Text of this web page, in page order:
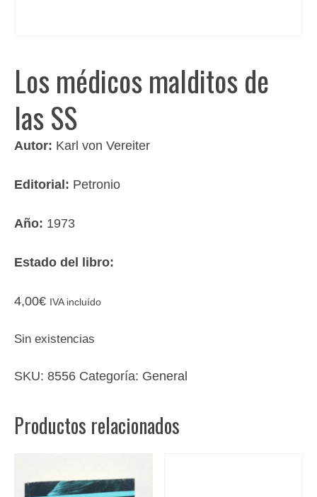
Los médicos malditos de
las SS
Autor: Karl von Vereiter
Editorial: Petronio
Año: 1973
Estado del libro:
4,00€ IVA incluído
Sin existencias
SKU: 8556 Categoría: General
Productos relacionados